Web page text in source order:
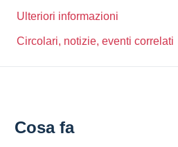
Ulteriori informazioni
Circolari, notizie, eventi correlati
Cosa fa